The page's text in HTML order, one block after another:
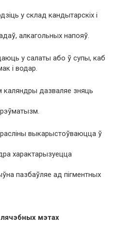
у склад кандытарскіх і
алкагольных напояў.
у салаты або ў супы, каб
і водар.
дазваляе зняць
выкарыстоўваюцца ў
характарызуецца
пазбаўляе ад пігментных
мэтах